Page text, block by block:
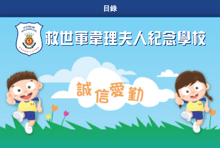
目錄